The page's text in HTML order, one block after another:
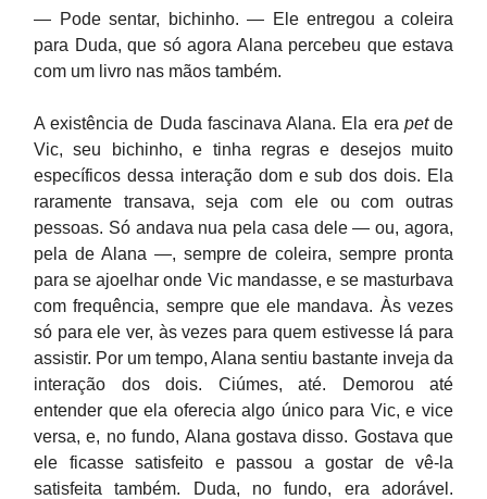
— Pode sentar, bichinho. — Ele entregou a coleira
para Duda, que só agora Alana percebeu que estava
com um livro nas mãos também.
A existência de Duda fascinava Alana. Ela era petde
Vic, seu bichinho, e tinha regras e desejos muito
específicos dessa interação dom e sub dos dois. Ela
raramente transava, seja com ele ou com outras
pessoas. Só andava nua pela casa dele — ou, agora,
pela de Alana —, sempre de coleira, sempre pronta
para se ajoelhar onde Vic mandasse, e se masturbava
com frequência, sempre que ele mandava. Às vezes
só para ele ver, às vezes para quem estivesse lá para
assistir. Por um tempo, Alana sentiu bastante inveja da
interação dos dois. Ciúmes, até. Demorou até
entender que ela oferecia algo único para Vic, e vice
versa, e, no fundo, Alana gostava disso. Gostava que
ele ficasse satisfeito e passou a gostar de vê-la
satisfeita também. Duda, no fundo, era adorável.